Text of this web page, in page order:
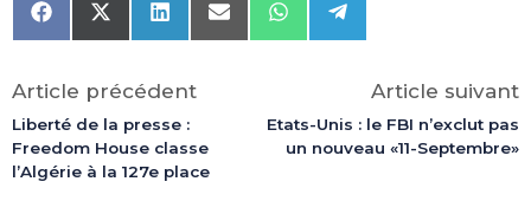
Share
on
Share
on
(Twitter)
Share
on
Share
on
Share
on
Share
on
Article précédent
Liberté de la presse :
Freedom House classe
l’Algérie à la 127e place
Article suivant
Etats-Unis : le FBI n’exclut pas
un nouveau «11-Septembre»